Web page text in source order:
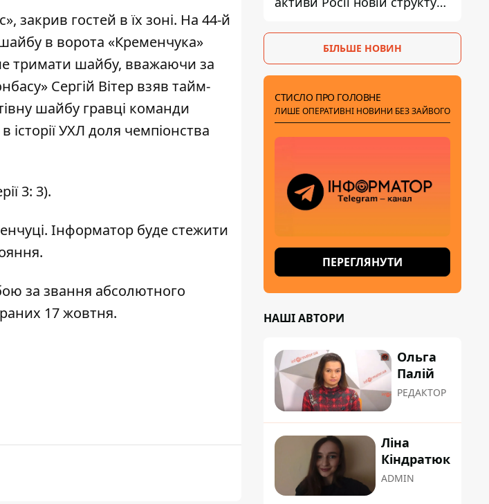
закрив гостей в їх зоні. На 44-й
в ворота «Кременчука»
тримати шайбу, вважаючи за
Сергій Вітер взяв тайм-
шайбу гравці команди
історії УХЛ доля чемпіонства
3: 3).
Інформатор буде стежити
за звання абсолютного
17жовтня.
БІЛЬШЕ НОВИН
СТИСЛО ПРО ГОЛОВНЕ
ЛИШЕ ОПЕРАТИВНІ НОВИНИ БЕЗ ЗАЙВОГО
ПЕРЕГЛЯНУТИ
НАШІ АВТОРИ
Ольга
Палій
РЕДАКТОР
Ліна
Кіндратюк
ADMIN